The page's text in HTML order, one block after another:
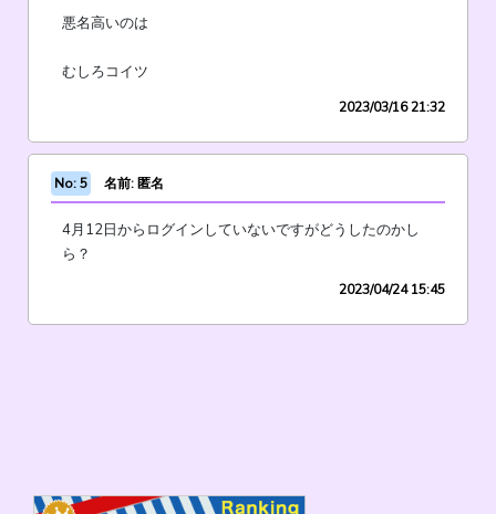
悪名高いのは
むしろコイツ
2023/03/16 21:32
No: 5 名前: 匿名
4月12日からログインしていないですがどうしたのかし
ら？
2023/04/24 15:45